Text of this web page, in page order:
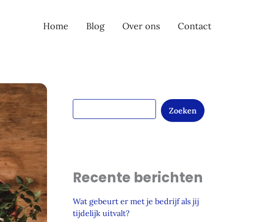
Home Blog Over ons Contact
Zoeken
Recente berichten
Wat gebeurt er met je bedrijf als jij
tijdelijk uitvalt?